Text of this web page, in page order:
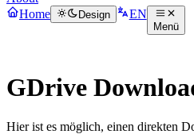
Home
Design EN
Menü
GDrive
Hier ist es möglich, einen direkten